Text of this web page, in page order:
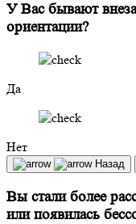
У Вас бывают
ориентации?
Да
Нет
Назад
Вы стали более
или появилась